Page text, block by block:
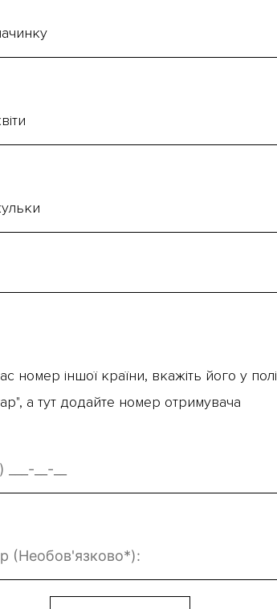
номер іншої країни, вкажіть його у полі
а тут додайте номер отримувача